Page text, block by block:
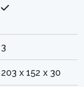
3
203 x 152 x 30